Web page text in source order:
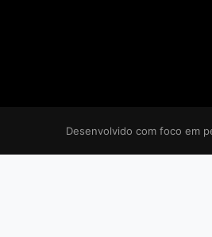
Desenvolvido com foco em